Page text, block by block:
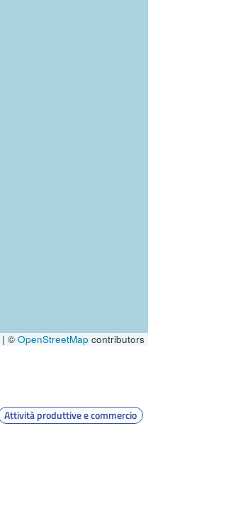
| © OpenStreetMap contributors
Attività produttive e commercio